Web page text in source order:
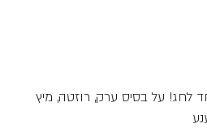
לחג! על בסיס ערק, רוזטה, מיץ